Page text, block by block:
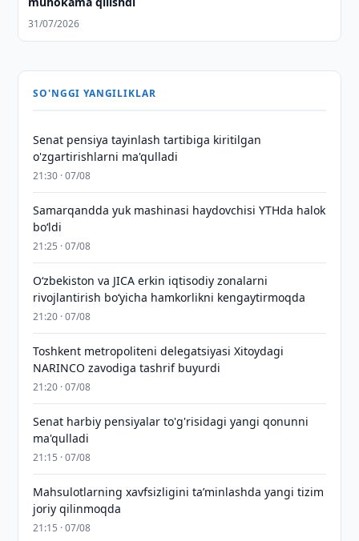
31/07/2026
SO'NGGI YANGILIKLAR
Senat pensiya tayinlash tartibiga kiritilgan
o'zgartirishlarni ma'qulladi
21:30 · 07/08
Samarqandda yuk mashinasi haydovchisi YTHda halok
bo‘ldi
21:25 · 07/08
Oʻzbekiston va JICA erkin iqtisodiy zonalarni
rivojlantirish boʻyicha hamkorlikni kengaytirmoqda
21:20 · 07/08
Toshkent metropoliteni delegatsiyasi Xitoydagi
NARINCO zavodiga tashrif buyurdi
21:20 · 07/08
Senat harbiy pensiyalar to'g'risidagi yangi qonunni
ma'qulladi
21:15 · 07/08
Mahsulotlarning xavfsizligini taʼminlashda yangi tizim
joriy qilinmoqda
21:15 · 07/08